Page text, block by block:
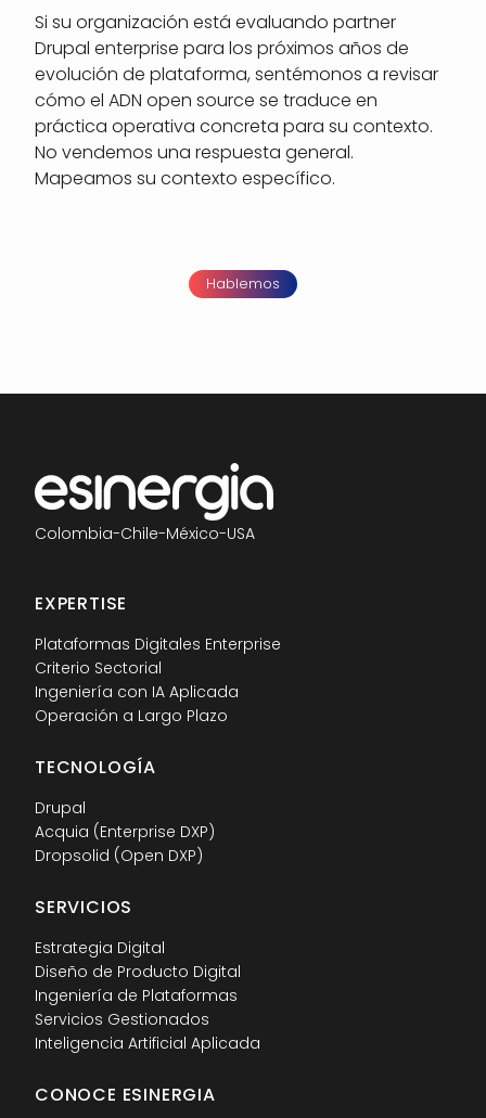
Si su organización está evaluando partner
Drupal enterprise para los próximos años de
evolución de plataforma, sentémonos a revisar
cómo el ADN open source se traduce en
práctica operativa concreta para su contexto.
No vendemos una respuesta general.
Mapeamos su contexto específico.
Hablemos
Colombia-Chile-México-USA
EXPERTISE
Plataformas Digitales Enterprise
Criterio Sectorial
Ingeniería con IA Aplicada
Operación a Largo Plazo
TECNOLOGÍA
Drupal
Acquia (Enterprise DXP)
Dropsolid (Open DXP)
SERVICIOS
Estrategia Digital
Diseño de Producto Digital
Ingeniería de Plataformas
Servicios Gestionados
Inteligencia Artificial Aplicada
CONOCE ESINERGIA